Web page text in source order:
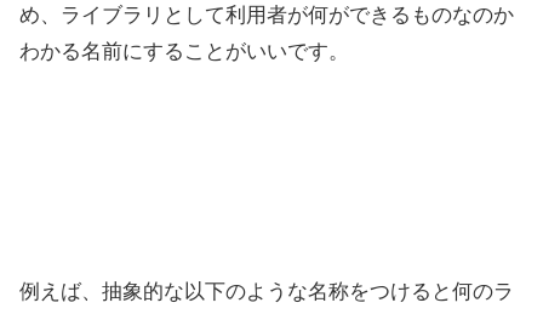
め、ライブラリとして利用者が何ができるものなのか
わかる名前にすることがいいです。
例えば、抽象的な以下のような名称をつけると何のラ